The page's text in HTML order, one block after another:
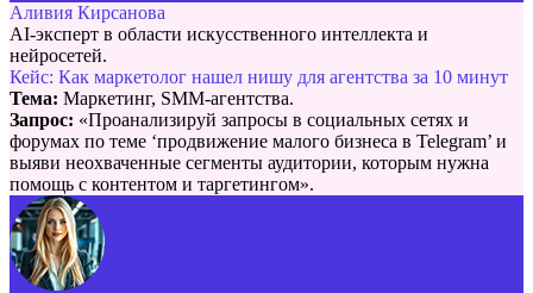
Аливия Кирсанова
AI-эксперт в области искусственного интеллекта и
нейросетей.
Кейс: Как маркетолог нашел нишу для агентства за 10 минут
Тема: Маркетинг, SMM-агентства.
Запрос: «Проанализируй запросы в социальных сетях и
форумах по теме ‘продвижение малого бизнеса в Telegram’ и
выяви неохваченные сегменты аудитории, которым нужна
помощь с контентом и таргетингом».